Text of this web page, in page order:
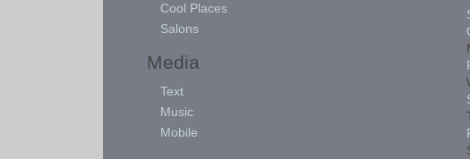
Cool Places
Salons
Media
Text
Music
Mobile